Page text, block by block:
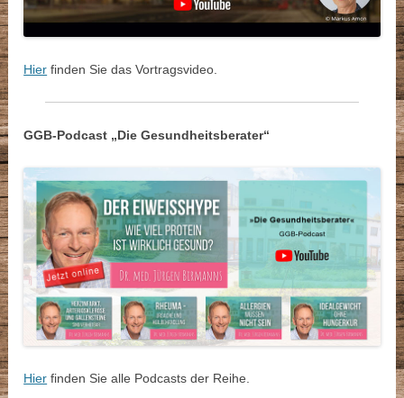
Hier finden Sie das Vortragsvideo.
GGB-Podcast „Die Gesundheitsberater“
Hier finden Sie alle Podcasts der Reihe.